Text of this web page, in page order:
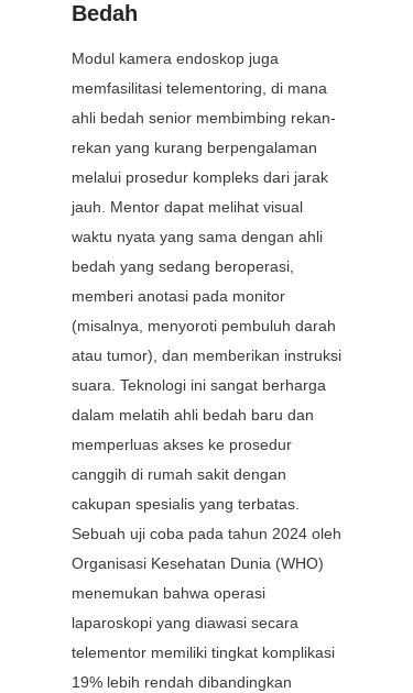
Bedah
Modul kamera endoskop juga
memfasilitasi telementoring, di mana
ahli bedah senior membimbing rekan-
rekan yang kurang berpengalaman
melalui prosedur kompleks dari jarak
jauh. Mentor dapat melihat visual
waktu nyata yang sama dengan ahli
bedah yang sedang beroperasi,
memberi anotasi pada monitor
(misalnya, menyoroti pembuluh darah
atau tumor), dan memberikan instruksi
suara. Teknologi ini sangat berharga
dalam melatih ahli bedah baru dan
memperluas akses ke prosedur
canggih di rumah sakit dengan
cakupan spesialis yang terbatas.
Sebuah uji coba pada tahun 2024 oleh
Organisasi Kesehatan Dunia (WHO)
menemukan bahwa operasi
laparoskopi yang diawasi secara
telementor memiliki tingkat komplikasi
19% lebih rendah dibandingkan